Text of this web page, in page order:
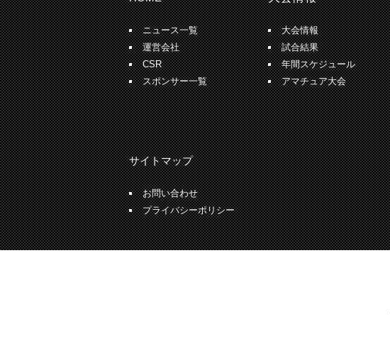
ニュース一覧
運営会社
CSR
スポンサー一覧
大会情報
試合結果
年間スケジュール
アマチュア大会
サイトマップ
お問い合わせ
プライバシーポリシー